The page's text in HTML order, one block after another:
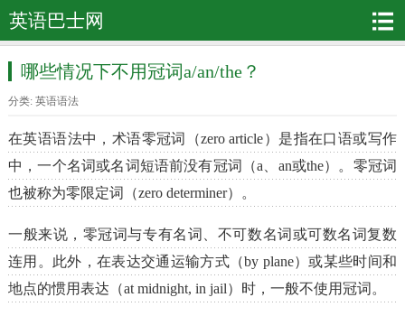
英语巴士网
哪些情况下不用冠词a/an/the？
分类: 英语语法
在英语语法中，术语零冠词（zero article）是指在口语或写作
中，一个名词或名词短语前没有冠词（a、an或the）。零冠词
也被称为零限定词（zero determiner）。
一般来说，零冠词与专有名词、不可数名词或可数名词复数
连用。此外，在表达交通运输方式（by plane）或某些时间和
地点的惯用表达（at midnight, in jail）时，一般不使用冠词。